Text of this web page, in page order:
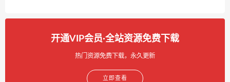
开通VIP会员·全站资源免费下载
热门资源免费下载，永久更新
立即查看